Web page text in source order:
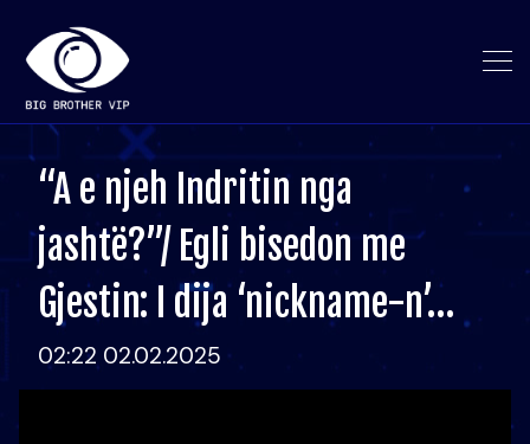
“A e njeh Indritin nga
jashtë?”/ Egli bisedon me
Gjestin: I dija ‘nickname-n’…
02:22 02.02.2025